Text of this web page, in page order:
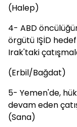
(Halep)
4- ABD
örgütü IŞİD
Irak'taki
(Erbil/Bağdat)
5- Yemen'de,
devam eden
(Sana)